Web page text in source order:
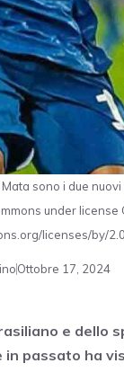
Mata sono i due
under
licenses/by/
Ottobre 17, 2024
e dello
in passato ha